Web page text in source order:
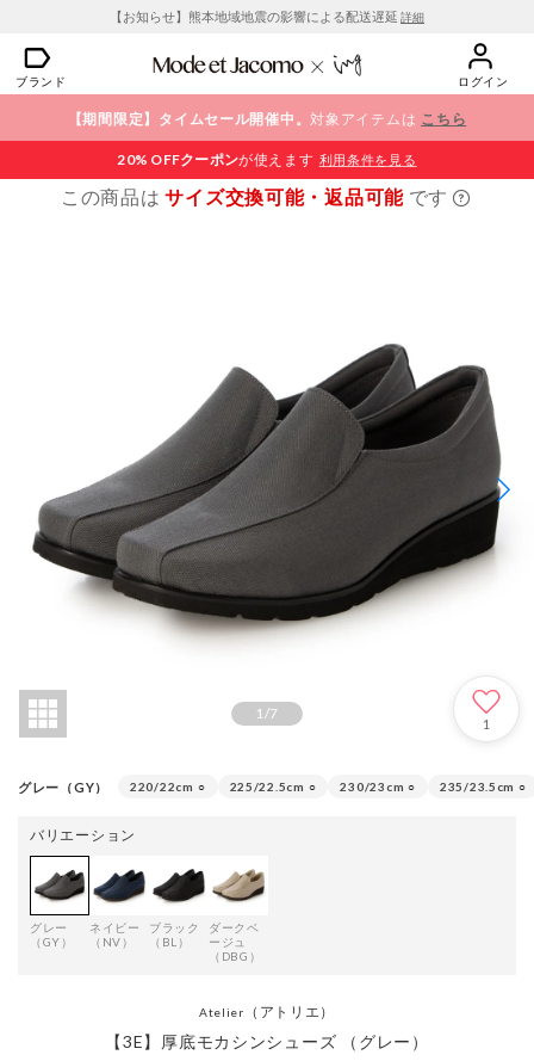
【お知らせ】熊本地域地震の影響による配送遅延 詳細
ブランド ログイン
【期間限定】タイムセール開催中。対象アイテムは こちら
20% OFFクーポンが使えます 利用条件を見る
この商品はサイズ交換可能・返品可能 です
1/7
1
グレー（GY） 220/22cm ○ 225/22.5cm ○ 230/23cm ○ 235/23.5cm ○
バリエーション
グレー
（GY）
ネイビー
（NV）
ブラック
（BL）
ダークベ
ージュ
（DBG）
Atelier （アトリエ）
【3E】厚底モカシンシューズ （グレー）